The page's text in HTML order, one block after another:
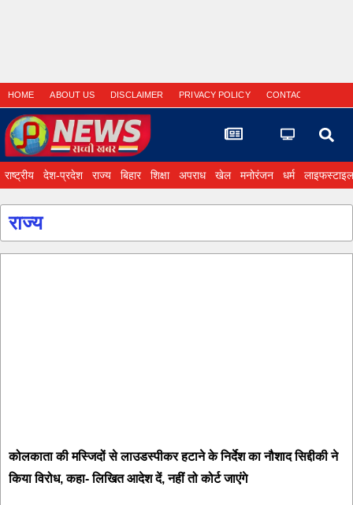
HOME ABOUT US DISCLAIMER PRIVACY POLICY CONTACT US
राष्ट्रीय देश-प्रदेश राज्य बिहार शिक्षा अपराध खेल मनोरंजन धर्म लाइफस्टाइल
राज्य
कोलकाता की मस्जिदों से लाउडस्पीकर हटाने के निर्देश का नौशाद सिद्दीकी ने
किया विरोध, कहा- लिखित आदेश दें, नहीं तो कोर्ट जाएंगे